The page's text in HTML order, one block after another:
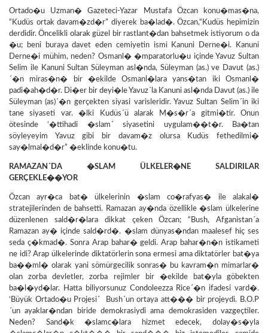
Ortado�u Uzman� Gazeteci-Yazar Mustafa Özcan konu�mas�na,
“Kudüs ortak davam�zd�r” diyerek ba�lad�. Özcan,“Kudüs hepimizin
derdidir. Öncelikli olarak güzel bir rastlant�dan bahsetmek istiyorum o da
�u; beni buraya davet eden cemiyetin ismi Kanuni Derne�i. Kanuni
Derne�i mühim, neden? Osmanl� �mparatorlu�u içinde Yavuz Sultan
Selim ile Kanuni Sultan Süleyman asl�nda, Süleyman (as.) ve Davut (as.)
´�n miras�n� bir �ekilde Osmanl�lara yans�tan iki Osmanl�
padi�ah�d�r. Di�er bir deyi�le Yavuz´la Kanuni asl�nda Davut (as.) ile
Süleyman (as)´�n gerçekten siyasi varisleridir. Yavuz Sultan Selim´in iki
tane siyaseti var. �lki Kudüs´ü alarak M�s�r´a gitmi�tir. Onun
ötesinde ‘�ttihadi �slam´ siyasetini uygulam��t�r. Ba�tan
söyleyeyim Yavuz gibi bir davam�z olursa Kudüs fethedilmi�
say�lmal�d�r” �eklinde konu�tu.
RAMAZAN´DA �SLAM ÜLKELER�NE SALDIRILAR
GERÇEKLE��YOR
Özcan ayr�ca bat� ülkelerinin �slam co�rafyas� ile alakal�
stratejilerinden de bahsetti. Ramazan ay�nda özellikle �slam ülkelerine
düzenlenen sald�r�lara dikkat çeken Özcan; “Bush, Afganistan´a
Ramazan ay� içinde sald�rd�. �slam dünyas�ndan maalesef hiç ses
seda ç�kmad�. Sonra Arap bahar� geldi. Arap bahar�n�n istikameti
ne idi? Arap ülkelerinde diktatörlerin sona ermesi ama diktatörler bat�ya
ba��ml� olarak yani sömürgecilik sonras� bu kavram�n mimarlar�
olan zorba devletler, zorba rejimler bir �ekilde bat�yla göbekten
ba�l�yd�lar. Hatta biliyorsunuz Condoleezza Rice´�n ifadesi vard�.
‘Büyük Ortado�u Projesi´ Bush´un ortaya att��� bir projeydi. B.O.P
´un ayaklar�ndan biride demokrasiydi ama demokrasiden vazgeçtiler.
Neden? Sand�k �slamc�lara hizmet edecek, dolay�s�yla